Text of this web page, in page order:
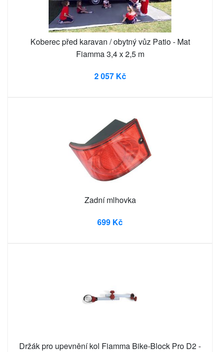
Koberec před karavan / obytný vůz Patio - Mat
Fiamma 3,4 x 2,5 m
2 057 Kč
Zadní mlhovka
699 Kč
Držák pro upevnění kol Fiamma Bike-Block Pro D2 -